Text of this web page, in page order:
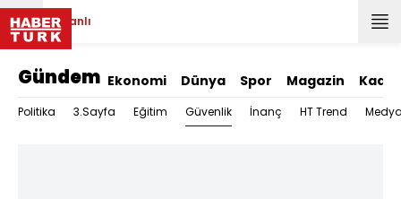
Canlı
Gündem Ekonomi Dünya Spor Magazin Kadın
Politika 3.Sayfa Eğitim Güvenlik İnanç HT Trend